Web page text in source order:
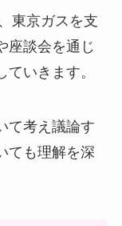
東京ガスを支
座談会を通じ
いきます。
て考え議論す
ても理解を深